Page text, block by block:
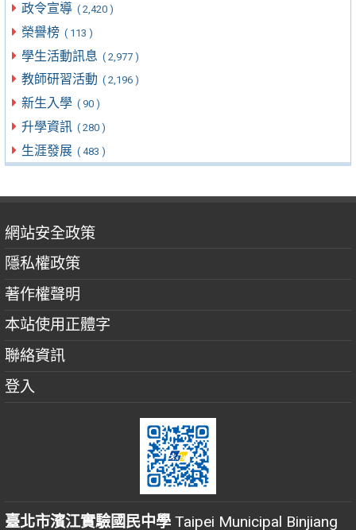
政令宣導 ( 2,420 )
榮譽榜 ( 113 )
學生活動訊息 ( 2,977 )
教師研習活動 ( 2,196 )
新生入學 ( 90 )
升學資訊 ( 280 )
生涯發展 ( 483 )
網站安全政策
隱私權政策
著作權聲明
本站使用正體字
聯絡資訊
登入
臺北市濱江實驗國民中學 Taipei Municipal Binjiang